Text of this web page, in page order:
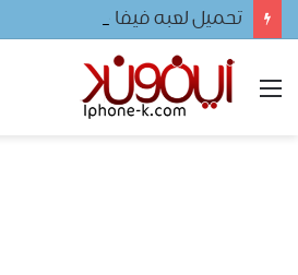
تحميل لعبه فيفا ٢٠٢٤ للجوال
القائمة